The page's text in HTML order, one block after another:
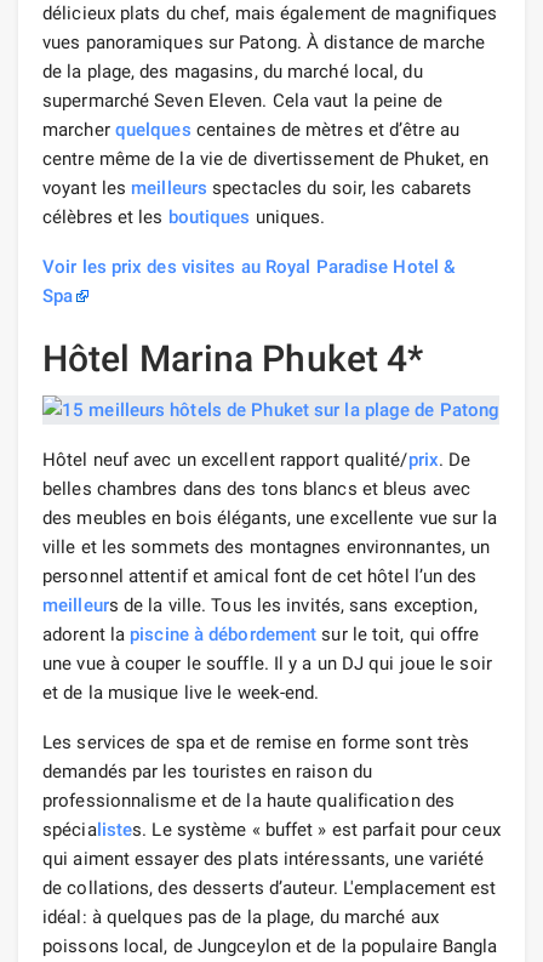
délicieux plats du chef, mais également de magnifiques
vues panoramiques sur Patong. À distance de marche
de la plage, des magasins, du marché local, du
supermarché Seven Eleven. Cela vaut la peine de
marcher quelques centaines de mètres et d’être au
centre même de la vie de divertissement de Phuket, en
voyant les meilleurs spectacles du soir, les cabarets
célèbres et les boutiques uniques.
Voir les prix des visites au Royal Paradise Hotel &
Spa
Hôtel Marina Phuket 4*
Hôtel neuf avec un excellent rapport qualité/prix. De
belles chambres dans des tons blancs et bleus avec
des meubles en bois élégants, une excellente vue sur la
ville et les sommets des montagnes environnantes, un
personnel attentif et amical font de cet hôtel l’un des
meilleurs de la ville. Tous les invités, sans exception,
adorent la piscine à débordement sur le toit, qui offre
une vue à couper le souffle. Il y a un DJ qui joue le soir
et de la musique live le week-end.
Les services de spa et de remise en forme sont très
demandés par les touristes en raison du
professionnalisme et de la haute qualification des
spécialistes. Le système « buffet » est parfait pour ceux
qui aiment essayer des plats intéressants, une variété
de collations, des desserts d’auteur. L'emplacement est
idéal: à quelques pas de la plage, du marché aux
poissons local, de Jungceylon et de la populaire Bangla